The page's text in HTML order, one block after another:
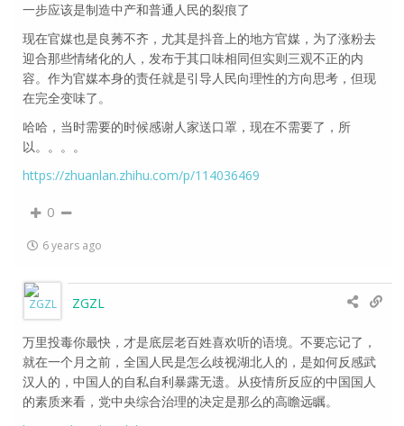
一步应该是制造中产和普通人民的裂痕了
现在官媒也是良莠不齐，尤其是抖音上的地方官媒，为了涨粉去
迎合那些情绪化的人，发布于其口味相同但实则三观不正的内
容。作为官媒本身的责任就是引导人民向理性的方向思考，但现
在完全变味了。
哈哈，当时需要的时候感谢人家送口罩，现在不需要了，所
以。。。。
https://zhuanlan.zhihu.com/p/114036469
0
6 years ago
ZGZL
万里投毒你最快，才是底层老百姓喜欢听的语境。不要忘记了，
就在一个月之前，全国人民是怎么歧视湖北人的，是如何反感武
汉人的，中国人的自私自利暴露无遗。从疫情所反应的中国国人
的素质来看，党中央综合治理的决定是那么的高瞻远瞩。